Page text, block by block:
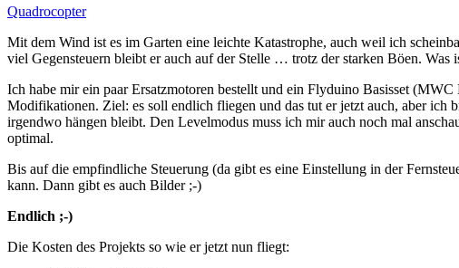
Quadrocopter
Mit dem Wind ist es im Garten eine leichte Katastrophe, auch weil ich
viel Gegensteuern bleibt er auch auf der Stelle … trotz der starken Böen. Was
Ich habe mir ein paar Ersatzmotoren bestellt und ein Flyduino Basisset
Modifikationen. Ziel: es soll endlich fliegen und das tut er jetzt auch, aber ich
irgendwo hängen bleibt. Den Levelmodus muss ich mir auch noch mal
optimal.
Bis auf die empfindliche Steuerung (da gibt es eine Einstellung in der
kann. Dann gibt es auch Bilder ;-)
Endlich ;-)
Die Kosten des Projekts so wie er jetzt nun fliegt: